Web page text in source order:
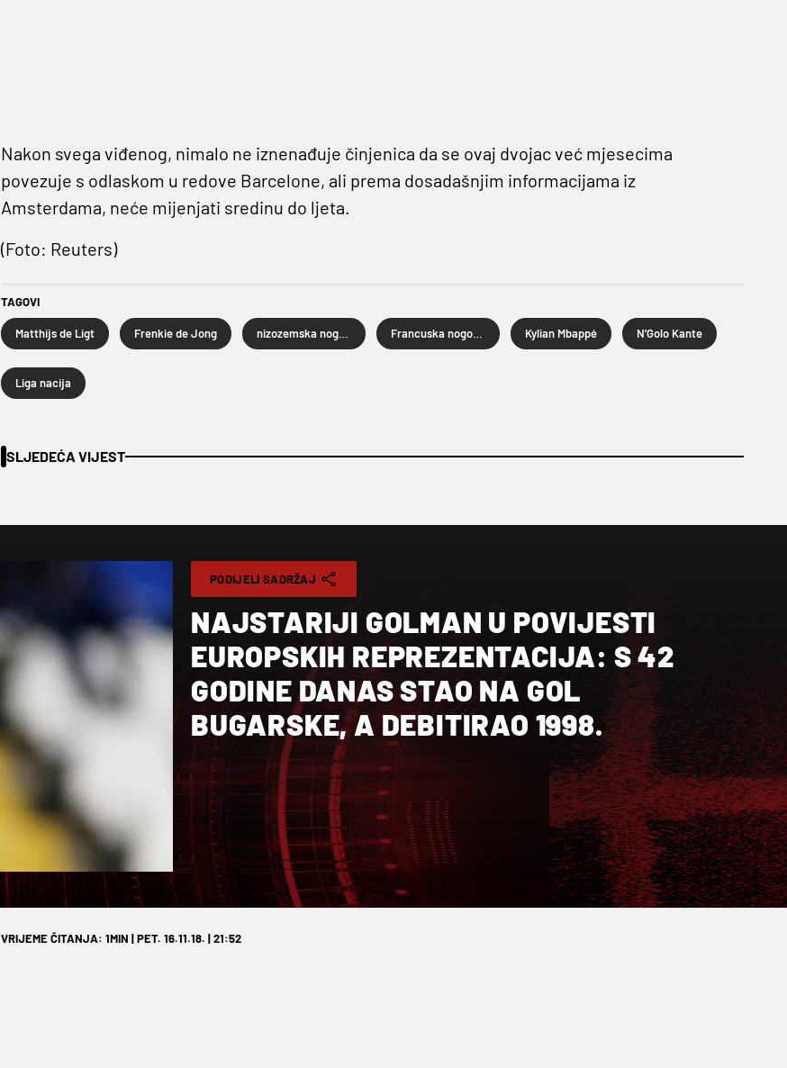
Nakon svega viđenog, nimalo ne iznenađuje činjenica da se ovaj dvojac već mjesecima
povezuje s odlaskom u redove Barcelone, ali prema dosadašnjim informacijama iz
Amsterdama, neće mijenjati sredinu do ljeta.
(Foto: Reuters)
TAGOVI
Matthijs de Ligt Frenkie de Jong nizozemska nogometna reprezentacija Francuska nogometna reprezentacija Kylian Mbappé N'Golo Kante
Liga nacija
SLJEDEĆA VIJEST
PODIJELI SADRŽAJ
NAJSTARIJI GOLMAN U POVIJESTI
EUROPSKIH REPREZENTACIJA: S 42
GODINE DANAS STAO NA GOL
BUGARSKE, A DEBITIRAO 1998.
VRIJEME ČITANJA: 1MIN | PET. 16.11.18. | 21:52